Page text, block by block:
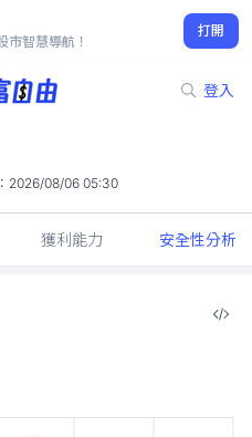
市智慧導航！
打開
登入
2026/08/06 05:30
獲利能力 安全性分析